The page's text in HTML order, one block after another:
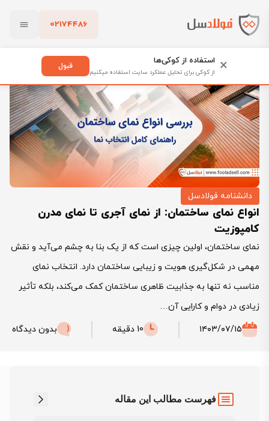
02174486
پاک کردن
فولادسل
انواع نمای ساختمان: از نمای آجری تا نمای مدرن کامپوزیت
دانشنامه فولادسل
انواع نمای ساختمان: از نمای آجری تا نمای مدرن
کامپوزیت
نمای ساختمان، اولین چیزی است که از یک بنا به چشم می‌آید و نقش
مهمی در شکل‌گیری هویت و زیبایی ساختمان دارد. انتخاب نمای
مناسب نه تنها به جذابیت ظاهری ساختمان کمک می‌کند، بلکه تأثیر
زیادی در دوام و کارایی آن…
۱۴۰۳/۰۷/۱۵
10 دقیقه بدون دیدگاه
فهرست مطالب این مقاله
× استفاده از کوکی‌ها
از کوکی برای تحلیل عملکرد سایت استفاده میکنیم
قبول